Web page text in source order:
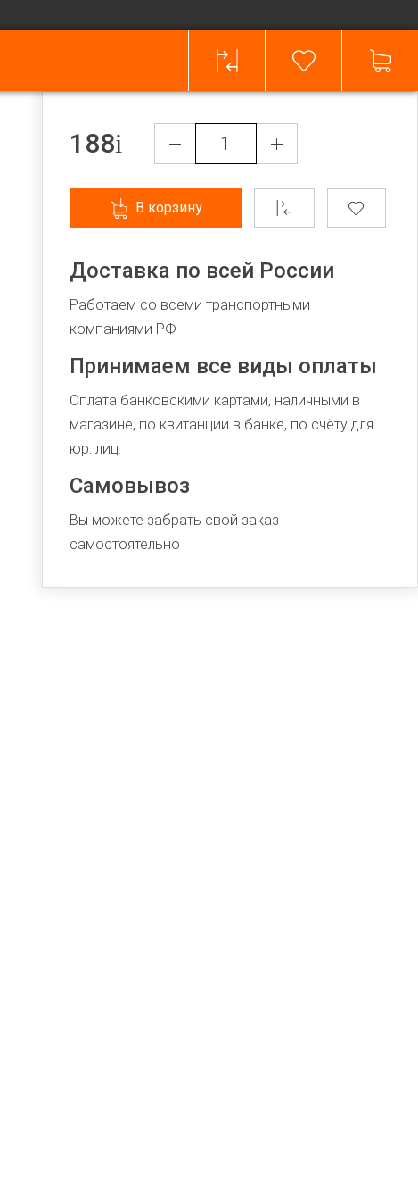
188
В корзину
Доставка по всей России
Работаем со всеми транспортными
компаниями РФ
Принимаем все виды оплаты
Оплата банковскими картами, наличными в
магазине, по квитанции в банке, по счёту для
юр. лиц.
Самовывоз
Вы можете забрать свой заказ
самостоятельно